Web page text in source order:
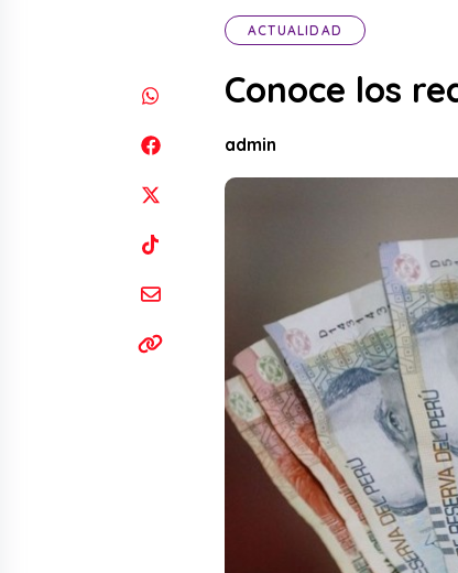
ACTUALIDAD
Conoce los
admin